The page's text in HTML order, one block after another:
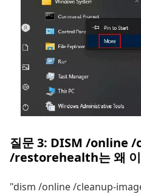
질문 3: DISM /online
/restorehealth는 왜 이
"dism /online /cleanup-